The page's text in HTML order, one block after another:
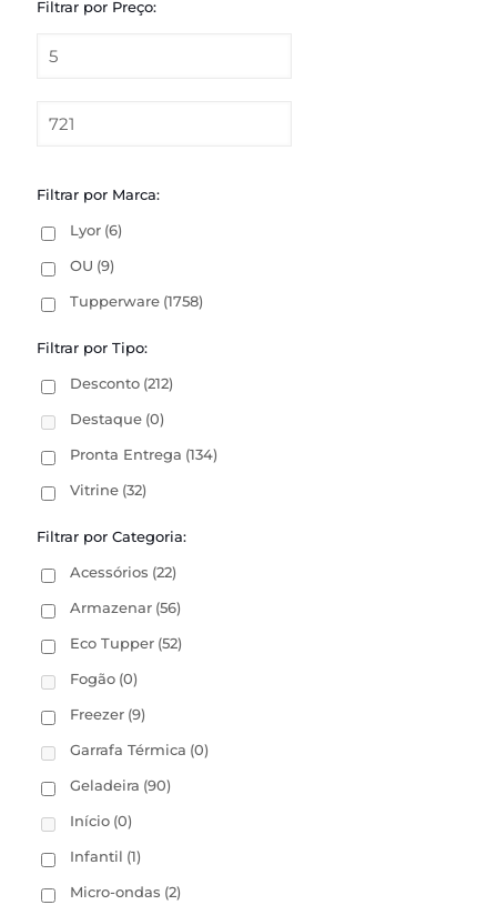
Filtrar por Preço:
Filtrar por Marca:
Lyor (6)
OU (9)
Tupperware (1758)
Filtrar por Tipo:
Desconto (212)
Destaque (0)
Pronta Entrega (134)
Vitrine (32)
Filtrar por Categoria:
Acessórios (22)
Armazenar (56)
Eco Tupper (52)
Fogão (0)
Freezer (9)
Garrafa Térmica (0)
Geladeira (90)
Início (0)
Infantil (1)
Micro-ondas (2)